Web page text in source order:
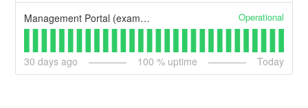
Management Portal (example) Operational
30 days ago 100 % uptime Today